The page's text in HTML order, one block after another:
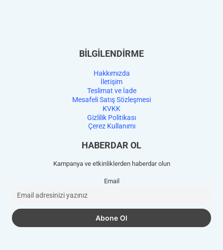
BİLGİLENDİRME
Hakkımızda
İletişim
Teslimat ve İade
Mesafeli Satış Sözleşmesi
KVKK
Gizlilik Politikası
Çerez Kullanımı
HABERDAR OL
Kampanya ve etkinliklerden haberdar olun
Email